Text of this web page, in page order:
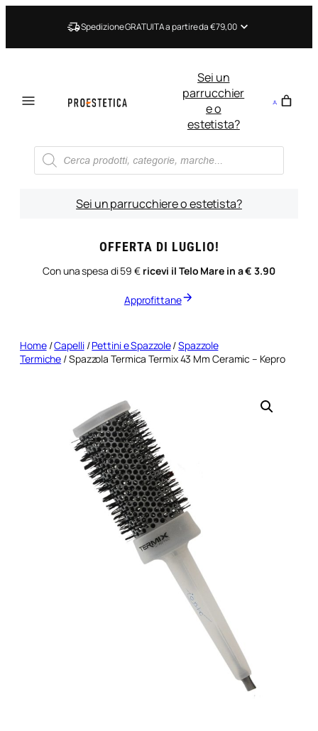
Spedizione GRATUITA a partire da €79,00
Sei un
parrucchier
e o
estetista?
Ricerca
prodotti
Sei un parrucchiere o estetista?
OFFERTA DI LUGLIO!
Con una spesa di 59 € ricevi il Telo Mare in a € 3.90
Approfittane
Home/Capelli/Pettini e Spazzole/Spazzole
Termiche / Spazzola Termica Termix 43 Mm Ceramic – Kepro